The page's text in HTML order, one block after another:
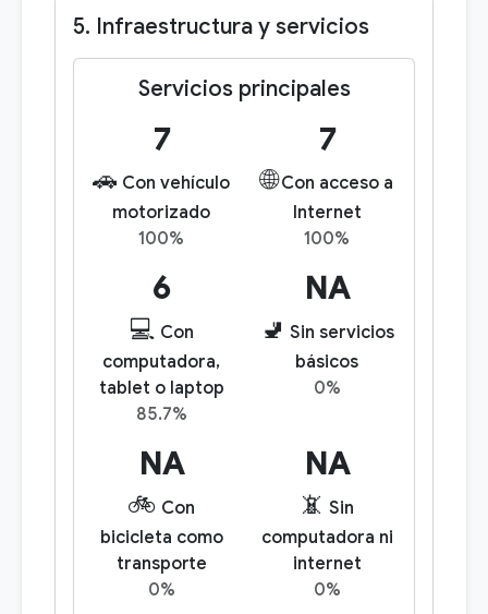
5. Infraestructura y servicios
Servicios principales
7
🚗 Con vehículo
motorizado
100%
7
🌐 Con acceso a
Internet
100%
6
💻 Con
computadora,
tablet o laptop
85.7%
NA
🚽 Sin servicios
básicos
0%
NA
🚲 Con
bicicleta como
transporte
0%
NA
📵 Sin
computadora ni
internet
0%